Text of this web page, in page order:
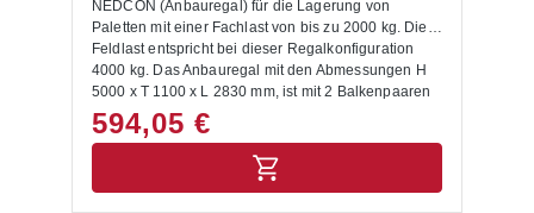
NEDCON (Anbauregal) für die Lagerung von
Paletten mit einer Fachlast von bis zu 2000 kg. Die
Feldlast entspricht bei dieser Regalkonfiguration
4000 kg. Das Anbauregal mit den Abmessungen H
5000 x T 1100 x L 2830 mm, ist mit 2 Balkenpaaren
ausgestattet. Die Rahmen sind capriblau - RAL
5019, die Balken hellorange - RAL 2008 lackiert.
Das Palettenregal NEDCON zeichnet sich durch
eine hohe Stabilität und Qualität aus. Die Ein- und
594,05 €